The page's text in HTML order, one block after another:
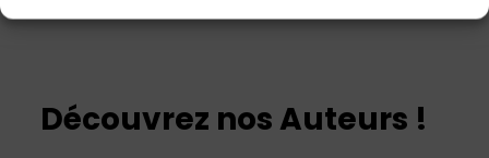
Découvrez nos Auteurs !